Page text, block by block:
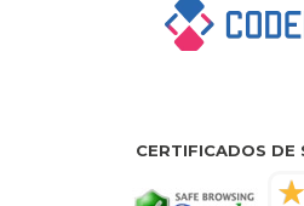
CERTIFICADOS DE